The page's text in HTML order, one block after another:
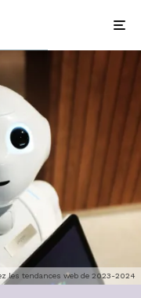
les tendances web de 2023-2024